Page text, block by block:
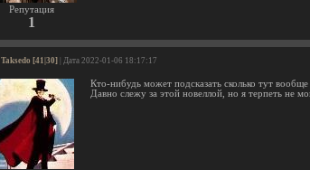
Репутация
1
Taksedo [41|30] | Дата 2022-01-06 18:17:17
Кто-нибудь может подсказать сколько тут
Давно слежу за этой новеллой, но я терпеть не